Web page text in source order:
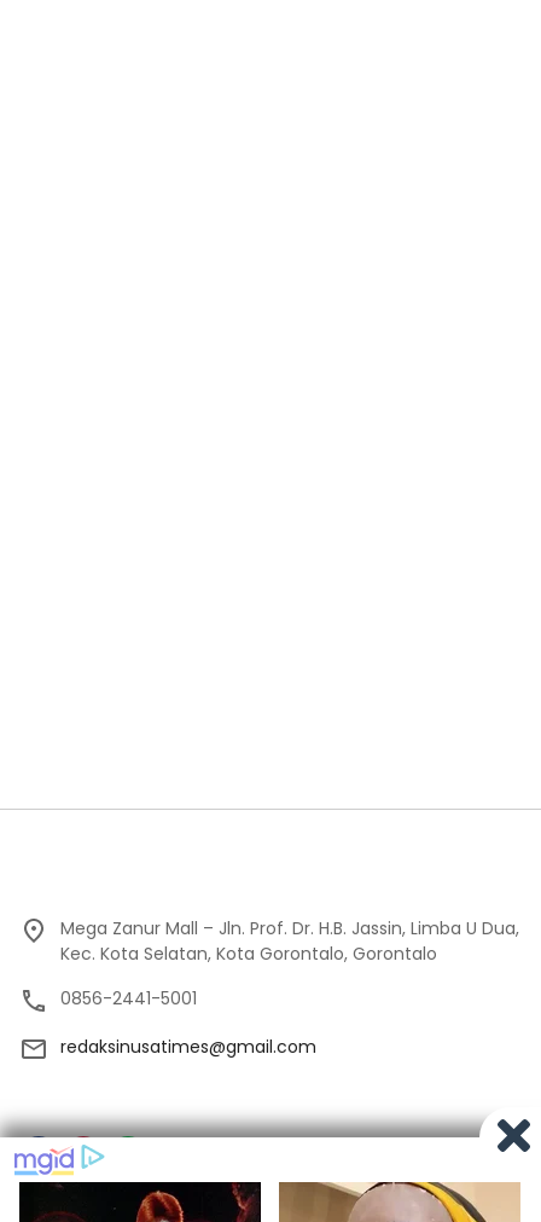
Mega Zanur Mall – Jln. Prof. Dr. H.B. Jassin, Limba U Dua,
Kec. Kota Selatan, Kota Gorontalo, Gorontalo
0856-2441-5001
redaksinusatimes@gmail.com